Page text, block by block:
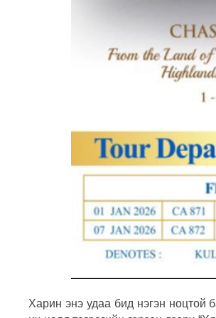
Харин энэ удаа бид нэгэн ноцтой